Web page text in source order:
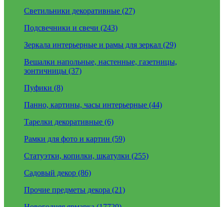
Светильники декоративные (27)
Подсвечники и свечи (243)
Зеркала интерьерные и рамы для зеркал (29)
Вешалки напольные, настенные, газетницы,
зонтичницы (37)
Пуфики (8)
Панно, картины, часы интерьерные (44)
Тарелки декоративные (6)
Рамки для фото и картин (59)
Статуэтки, копилки, шкатулки (255)
Садовый декор (86)
Прочие предметы декора (21)